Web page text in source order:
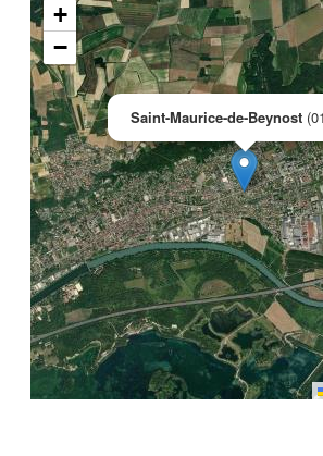
Saint-Maurice-de-Beynost
+
−